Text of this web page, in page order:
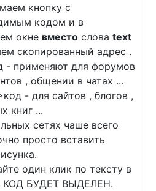
кнопку с
кодом и в
окне вместо слова text
скопированный адрес .
- применяют для форумов
, общении в чатах ...
- для сайтов , блогов ,
книг ...
сетях чаше всего
просто вставить
один клик по тексту в
КОД БУДЕТ ВЫДЕЛЕН.